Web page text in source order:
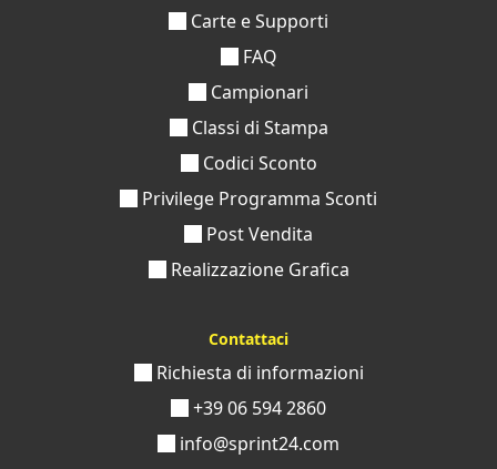
Carte e Supporti
FAQ
Campionari
Classi di Stampa
Codici Sconto
Privilege Programma Sconti
Post Vendita
Realizzazione Grafica
Contattaci
Richiesta di informazioni
+39 06 594 2860
info@sprint24.com